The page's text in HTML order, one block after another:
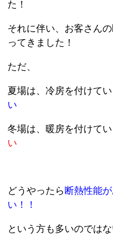
た！
それに伴い、お客さん
ってきました！
ただ、
夏場は、冷房を付けて
い
冬場は、暖房を付けて
い
どうやったら断熱性能
い！！
という方も多いのでは